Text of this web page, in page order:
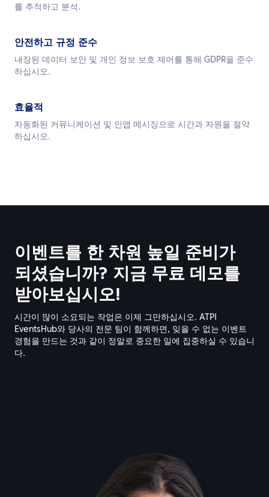
를 추적하고 분석.
안전하고 규정 준수
내장된 데이터 보안 및 개인 정보 보호 제어를 통해 GDPR을 준수
하십시오.
효율적
자동화된 커뮤니케이션 및 인앱 메시징으로 시간과 자원을 절약
하십시오.
이벤트를 한 차원 높일 준비가
되셨습니까? 지금 무료 데모를
받아보십시오!
시간이 많이 소요되는 작업은 이제 그만하십시오. ATPI
EventsHub와 당사의 전문 팀이 함께하면, 잊을 수 없는 이벤트
경험을 만드는 것과 같이 정말로 중요한 일에 집중하실 수 있습니
다.